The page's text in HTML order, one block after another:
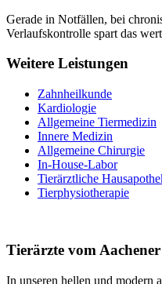
Gerade in Notfällen, bei
Verlaufskontrolle spart das
Weitere Leistungen
Zahnheilkunde
Kardiologie
Allgemeine Tiermedizin
Innere Medizin
Allgemeine Chirurgie
In-House-Labor
Tierärztliche
Tierphysiotherapie
Tierärzte vom
In unseren hellen und modern